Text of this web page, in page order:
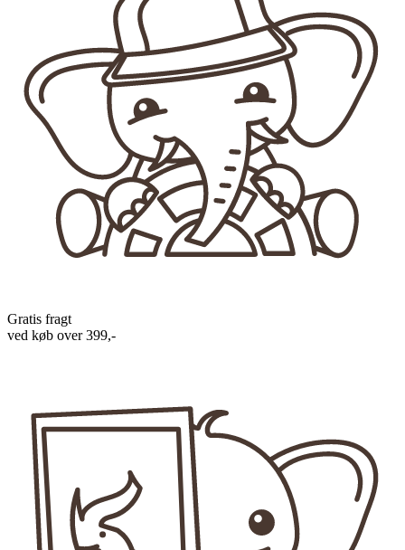
Gratis fragt
ved køb over 399,-